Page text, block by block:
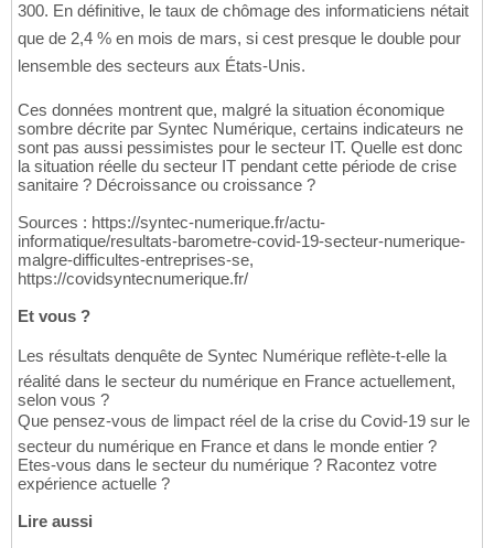
300. En définitive, le taux de chômage des informaticiens nétait
que de 2,4 % en mois de mars, si cest presque le double pour
lensemble des secteurs aux États-Unis.
Ces données montrent que, malgré la situation économique
sombre décrite par Syntec Numérique, certains indicateurs ne
sont pas aussi pessimistes pour le secteur IT. Quelle est donc
la situation réelle du secteur IT pendant cette période de crise
sanitaire ? Décroissance ou croissance ?
Sources : https://syntec-numerique.fr/actu-
informatique/resultats-barometre-covid-19-secteur-numerique-
malgre-difficultes-entreprises-se,
https://covidsyntecnumerique.fr/
Et vous ?
Les résultats denquête de Syntec Numérique reflète-t-elle la
réalité dans le secteur du numérique en France actuellement,
selon vous ?
Que pensez-vous de limpact réel de la crise du Covid-19 sur le
secteur du numérique en France et dans le monde entier ?
Etes-vous dans le secteur du numérique ? Racontez votre
expérience actuelle ?
Lire aussi